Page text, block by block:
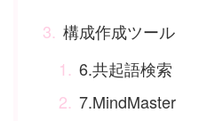
構成作成ツール
6.共起語検索
7.MindMaster